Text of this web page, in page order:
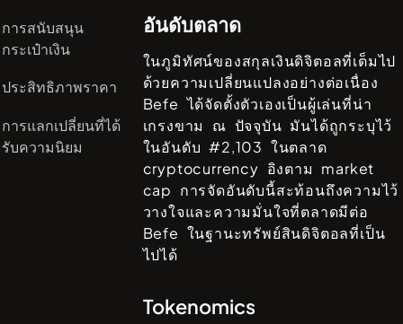
การสนับสนุน
กระเป๋าเงิน
ประสิทธิภาพราคา
การแลกเปลี่ยนที่ได้
รับความนิยม
อันดับตลาด
ในภูมิทัศน์ของสกุลเงินดิจิตอลที่เต็มไป
ด้วยความเปลี่ยนแปลงอย่างต่อเนื่อง
Befe ได้จัดตั้งตัวเองเป็นผู้เล่นที่น่า
เกรงขาม ณ ปัจจุบัน มันได้ถูกระบุไว้
ในอันดับ #2,103 ในตลาด
cryptocurrency อิงตาม market
cap การจัดอันดับนี้สะท้อนถึงความไว้
วางใจและความมั่นใจที่ตลาดมีต่อ
Befe ในฐานะทรัพย์สินดิจิตอลที่เป็น
ไปได้
Tokenomics